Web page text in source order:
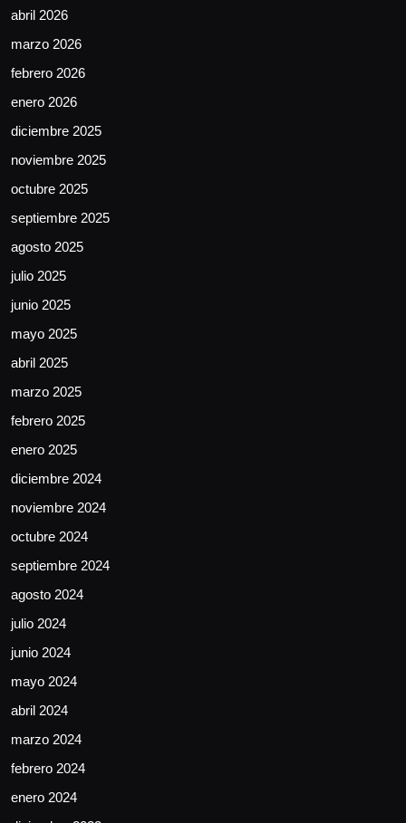
abril 2026
marzo 2026
febrero 2026
enero 2026
diciembre 2025
noviembre 2025
octubre 2025
septiembre 2025
agosto 2025
julio 2025
junio 2025
mayo 2025
abril 2025
marzo 2025
febrero 2025
enero 2025
diciembre 2024
noviembre 2024
octubre 2024
septiembre 2024
agosto 2024
julio 2024
junio 2024
mayo 2024
abril 2024
marzo 2024
febrero 2024
enero 2024